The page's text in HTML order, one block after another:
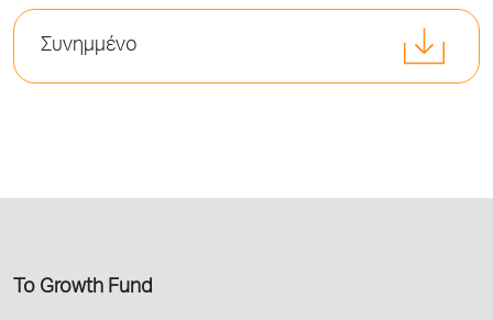
Συνημμένο
Το Growth Fund